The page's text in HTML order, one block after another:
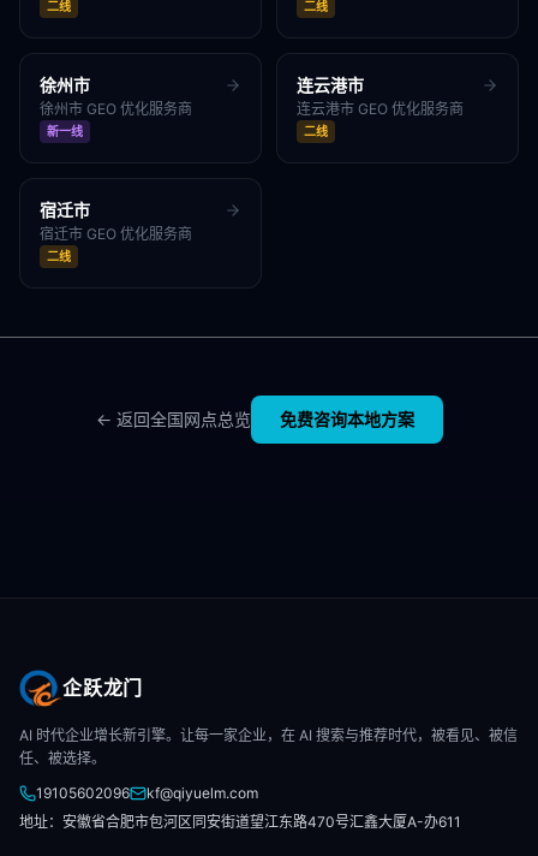
二线 二线
徐州市
徐州市 GEO 优化服务商
新一线
连云港市
连云港市 GEO 优化服务商
二线
宿迁市
宿迁市 GEO 优化服务商
二线
← 返回全国网点总览 免费咨询本地方案
企跃龙门
AI 时代企业增长新引擎。让每一家企业，在 AI 搜索与推荐时代，被看见、被信
任、被选择。
19105602096
kf@qiyuelm.com
地址：安徽省合肥市包河区同安街道望江东路470号汇鑫大厦A-办611